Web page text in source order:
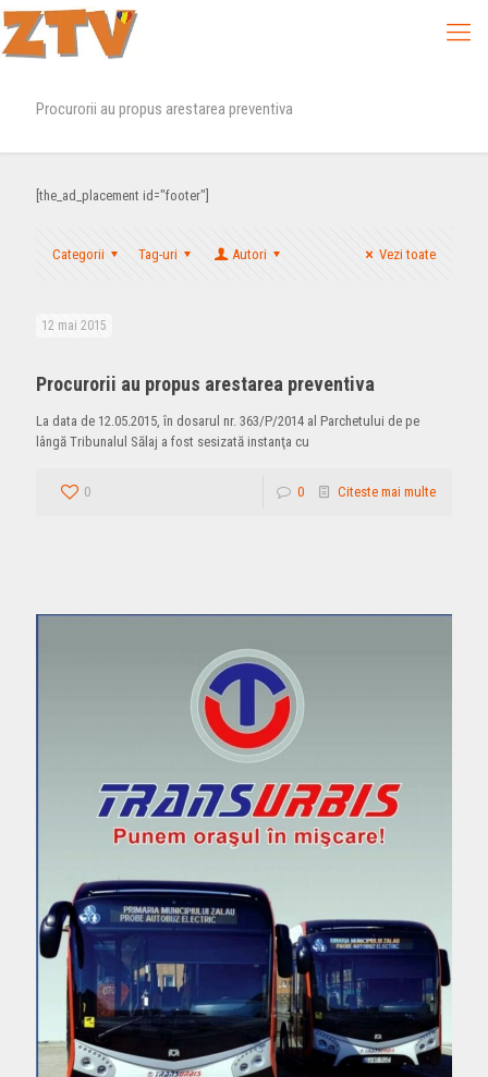
Procurorii au propus arestarea preventiva
[the_ad_placement id="footer"]
Categorii Tag-uri Autori Vezi toate
12 mai 2015
Procurorii au propus arestarea preventiva
La data de 12.05.2015, în dosarul nr. 363/P/2014 al Parchetului de pe
lângă Tribunalul Sălaj a fost sesizată instanţa cu
0 0 Citeste mai multe